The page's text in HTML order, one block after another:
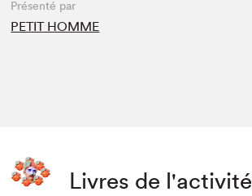
Présenté par
PETIT HOMME
Livres de l'activité